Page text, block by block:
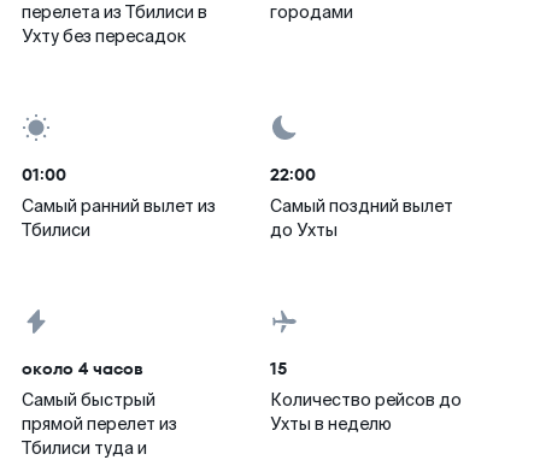
перелета из Тбилиси в
Ухту без пересадок
городами
01:00
Самый ранний вылет из
Тбилиси
22:00
Самый поздний вылет
до Ухты
около 4 часов
Самый быстрый
прямой перелет из
Тбилиси туда и
15
Количество рейсов до
Ухты в неделю